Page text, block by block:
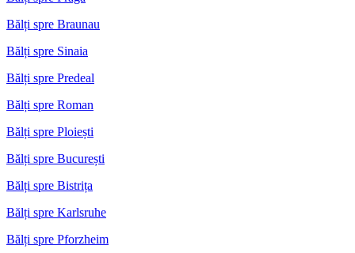
Bălți spre Braunau
Bălți spre Sinaia
Bălți spre Predeal
Bălți spre Roman
Bălți spre Ploiești
Bălți spre București
Bălți spre Bistrița
Bălți spre Karlsruhe
Bălți spre Pforzheim